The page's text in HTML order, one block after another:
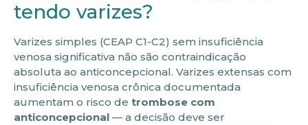
tendo varizes?
Varizes simples (CEAP C1-C2) sem insuficiência
venosa significativa não são contraindicação
absoluta ao anticoncepcional. Varizes extensas com
insuficiência venosa crônica documentada
aumentam o risco de trombose com
anticoncepcional — a decisão deve ser